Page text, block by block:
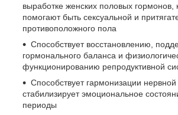
выработке женских половых гормонов,
помогают быть сексуальной и
противоположного пола
Способствует восстановлению,
гормонального баланса и
функционированию репродуктивной
Способствует гармонизации нервной
стабилизирует эмоциональное
периоды